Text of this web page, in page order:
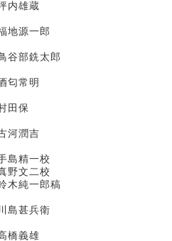
雄蔵
源一郎
部銑太郎
常明
保
潤吉
文二校
稿
兵衛
義雄